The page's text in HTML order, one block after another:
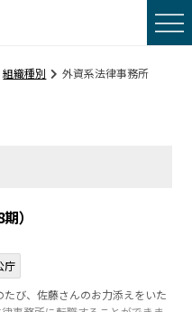
組織種別 外資系法律事務所
）
庁
び、佐藤さんのお力添えをいた